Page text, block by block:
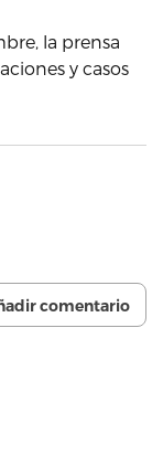
la prensa
y casos
comentario